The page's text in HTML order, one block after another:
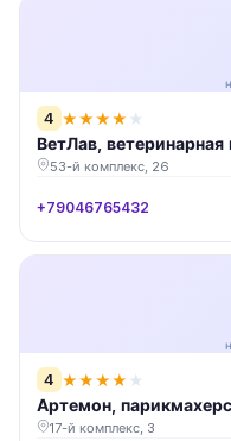
4 ★★★★ ★
ВетЛав, ветеринарная
53-й комплекс, 26
+79046765432
4 ★★★★ ★
Артемон,
17-й комплекс, 3